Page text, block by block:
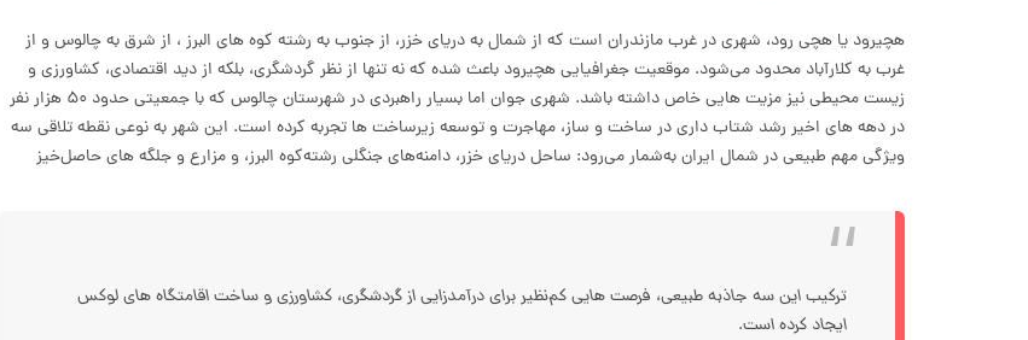
هچیرود یا هچی رود، شهری در غرب مازندران است که از شمال به دریای خزر، از جنوب به رشته کوه های البرز ، از شرق به چالوس و از
غرب به کلارآباد محدود می‌شود. موقعیت جغرافیایی هچیرود باعث شده که نه تنها از نظر گردشگری، بلکه از دید اقتصادی، کشاورزی و
زیست محیطی نیز مزیت هایی خاص داشته باشد. شهری جوان اما بسیار راهبردی در شهرستان چالوس که با جمعیتی حدود ۵۰ هزار نفر
در دهه های اخیر رشد شتاب داری در ساخت و ساز، مهاجرت و توسعه زیرساخت ها تجربه کرده است. این شهر به نوعی نقطه تلاقی سه
ویژگی مهم طبیعی در شمال ایران به‌شمار می‌رود: ساحل دریای خزر، دامنه‌های جنگلی رشته‌کوه البرز، و مزارع و جلگه های حاصل‌خیز
ترکیب این سه جاذبه طبیعی، فرصت هایی کم‌نظیر برای درآمدزایی از گردشگری، کشاورزی و ساخت اقامتگاه های لوکس
ایجاد کرده است.